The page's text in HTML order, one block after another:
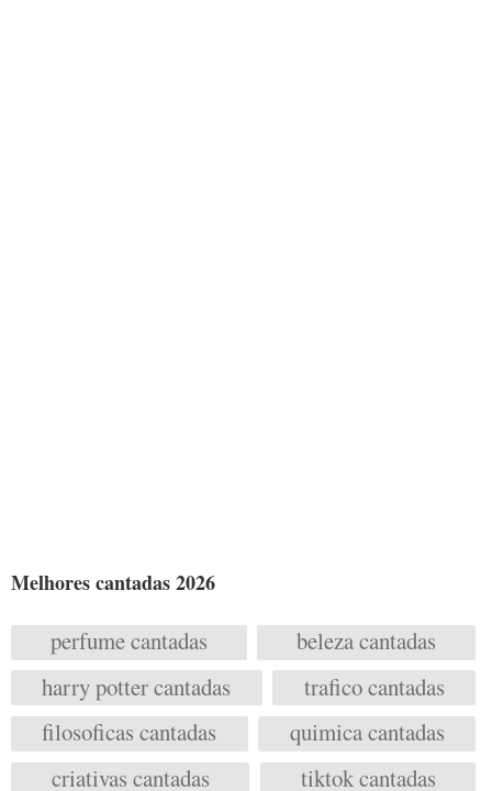
Melhores cantadas 2026
perfume cantadas
beleza cantadas
harry potter cantadas
trafico cantadas
filosoficas cantadas
quimica cantadas
criativas cantadas
tiktok cantadas